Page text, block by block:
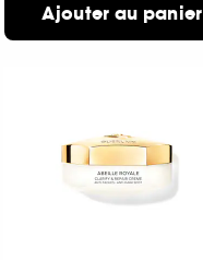
Ajouter au panier